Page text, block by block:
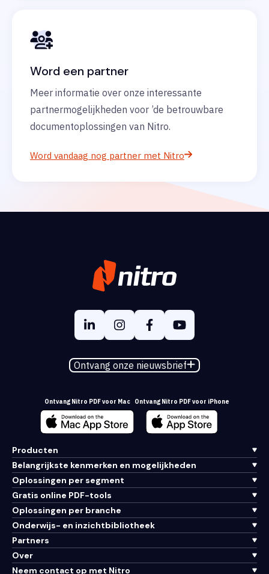
Word een partner
Meer informatie over onze interessante
partnermogelijkheden voor ’de betrouwbare
documentoplossingen van Nitro.
Word vandaag nog partner met Nitro
Ontvang onze nieuwsbrief
Ontvang Nitro PDF voor Mac Ontvang Nitro PDF voor iPhone
Producten
Belangrijkste kenmerken en mogelijkheden
Oplossingen per segment
Gratis online PDF-tools
Oplossingen per branche
Onderwijs- en inzichtbibliotheek
Partners
Over
Neem contact op met Nitro